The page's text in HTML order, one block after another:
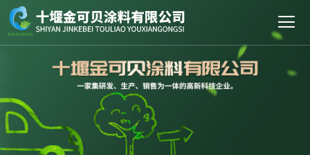
首页
关于我们
新闻中心